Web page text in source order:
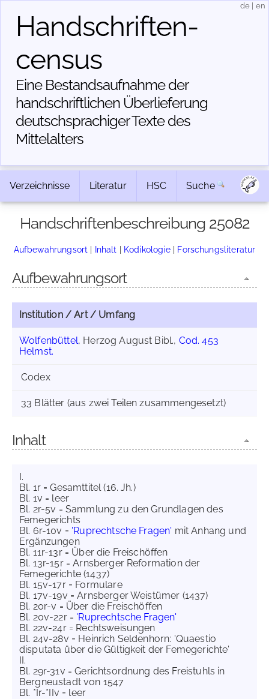
Handschriften­
census
Eine Bestandsaufnahme der
handschriftlichen Über­lieferung
deutschsprachiger Texte des
Mittelalters
de en
Verzeichnisse Literatur HSC Suche
Handschriftenbeschreibung 25082
Aufbewahrungsort | Inhalt | Kodikologie| Forschungsliteratur
Aufbewahrungsort
Institution / Art / Umfang
Wolfenbüttel, Herzog August Bibl., Cod. 453
Helmst.
Codex
33 Blätter (aus zwei Teilen zusammengesetzt)
Inhalt
I.
Bl. 1r = Gesamttitel (16. Jh.)
Bl. 1v = leer
Bl. 2r-5v = Sammlung zu den Grundlagen des
Femegerichts
Bl. 6r-10v = 'Ruprechtsche Fragen' mit Anhang und
Ergänzungen
Bl. 11r-13r = Über die Freischöffen
Bl. 13r-15r = Arnsberger Reformation der
Femegerichte (1437)
Bl. 15v-17r = Formulare
Bl. 17v-19v = Arnsberger Weistümer (1437)
Bl. 20r-v = Über die Freischöffen
Bl. 20v-22r = 'Ruprechtsche Fragen'
Bl. 22v-24r = Rechtsweisungen
Bl. 24v-28v = Heinrich Seldenhorn: 'Quaestio
disputata über die Gültigkeit der Femegerichte'
II.
Bl. 29r-31v = Gerichtsordnung des Freistuhls in
Bergneustadt von 1547
Bl. *Ir-*IIv = leer